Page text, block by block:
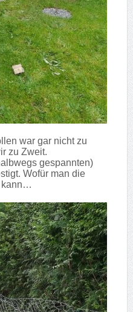
war gar nicht zu
zu Zweit.
gespannten)
Wofür man die
kann…